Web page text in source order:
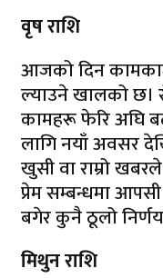
वृष राशि
आजको दिन
ल्याउने खालको छ।
कामहरू फेरि अघि
लागि नयाँ अवसर
खुसी वा राम्रो
प्रेम सम्बन्धमा
बगेर कुनै ठूलो
मिथुन राशि